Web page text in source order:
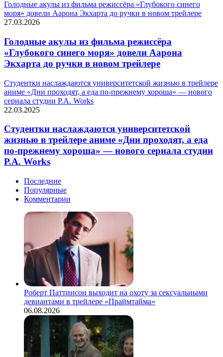
Голодные акулы из фильма режиссёра «Глубокого синего
моря» довели Аарона Экхарта до ручки в новом трейлере
27.03.2026
Голодные акулы из фильма режиссёра
«Глубокого синего моря» довели Аарона
Экхарта до ручки в новом трейлере
Студентки наслаждаются университетской жизнью в трейлере
аниме «Дни проходят, а еда по-прежнему хороша» — нового
сериала студии P.A. Works
22.03.2025
Студентки наслаждаются университетской
жизнью в трейлере аниме «Дни проходят, а еда
по-прежнему хороша» — нового сериала студии
P.A. Works
Последние
Популярные
Комментарии
Роберт Паттинсон выходит на охоту за сексуальными
девиантами в трейлере «Праймтайма»
06.08.2026